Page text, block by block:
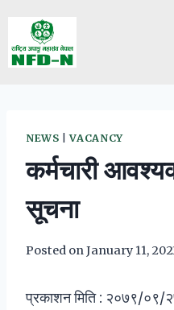
content
NEWS |VACANCY
कर्मचारी
सूचना
Posted onJanuary 11,
प्रकाशन मिति :